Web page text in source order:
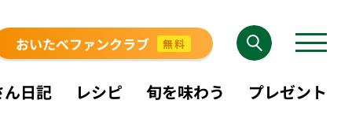
おいたべファンクラブ 無料
日記 レシピ 旬を味わう プレゼント